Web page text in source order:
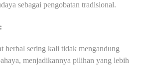
sebagai pengobatan tradisional.
herbal sering kali tidak mengandung
menjadikannya pilihan yang lebih